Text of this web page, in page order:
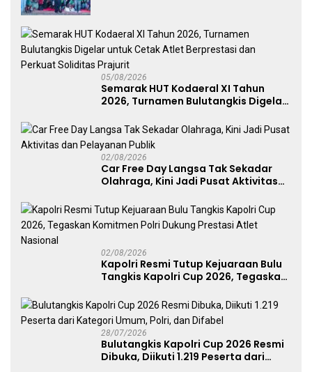
05/08/2026
Semarak HUT Kodaeral XI Tahun
2026, Turnamen Bulutangkis Digelar
Perkuat Soliditas Prajurit
02/08/2026
Car Free Day Langsa Tak Sekadar
Olahraga, Kini Jadi Pusat Aktivitas
02/08/2026
Kapolri Resmi Tutup Kejuaraan Bulu
Tangkis Kapolri Cup 2026, Tegaskan
Atlet Nasional
28/07/2026
Bulutangkis Kapolri Cup 2026 Resmi
Dibuka, Diikuti 1.219 Peserta dari